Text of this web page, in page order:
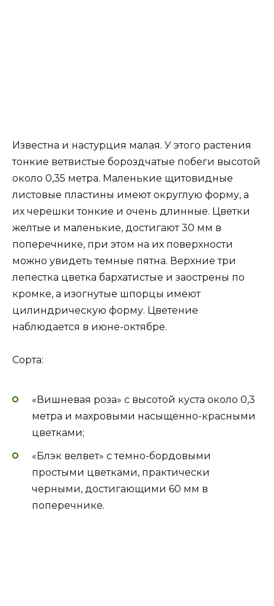
Известна и настурция малая. У этого растения
тонкие ветвистые бороздчатые побеги высотой
около 0,35 метра. Маленькие щитовидные
листовые пластины имеют округлую форму, а
их черешки тонкие и очень длинные. Цветки
желтые и маленькие, достигают 30 мм в
поперечнике, при этом на их поверхности
можно увидеть темные пятна. Верхние три
лепестка цветка бархатистые и заострены по
кромке, а изогнутые шпорцы имеют
цилиндрическую форму. Цветение
наблюдается в июне-октябре.
Сорта:
«Вишневая роза» с высотой куста около 0,3
метра и махровыми насыщенно-красными
цветками;
«Блэк велвет» с темно-бордовыми
простыми цветками, практически
черными, достигающими 60 мм в
поперечнике.